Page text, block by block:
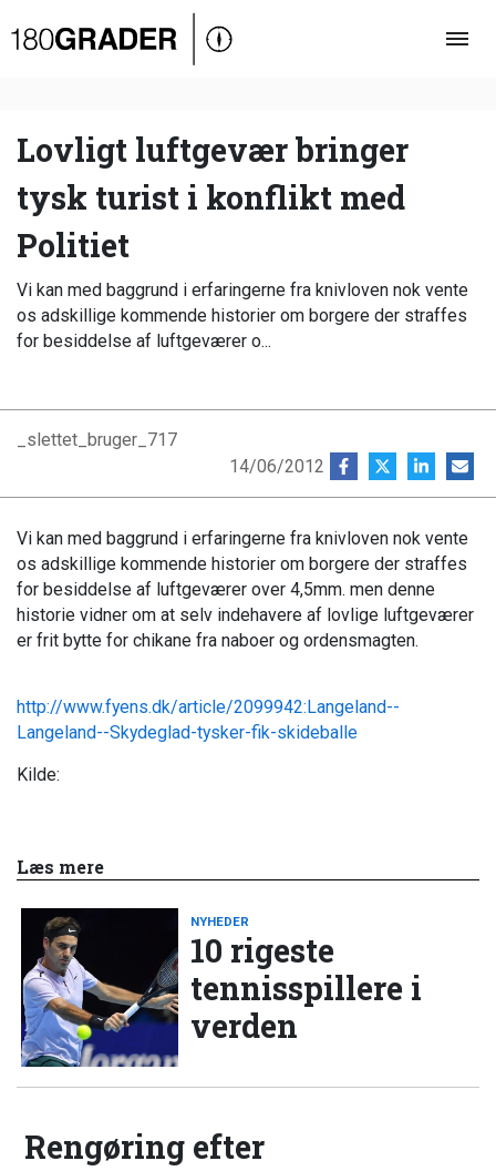
Oversigt
Debat
Video
Podcast
Lovligt luftgevær bringer
tysk turist i konflikt med
Politiet
Vi kan med baggrund i erfaringerne fra knivloven nok vente
os adskillige kommende historier om borgere der straffes
for besiddelse af luftgeværer o...
_slettet_bruger_717
14/06/2012
Vi kan med baggrund i erfaringerne fra knivloven nok vente
os adskillige kommende historier om borgere der straffes
for besiddelse af luftgeværer over 4,5mm. men denne
historie vidner om at selv indehavere af lovlige luftgeværer
er frit bytte for chikane fra naboer og ordensmagten.
http://www.fyens.dk/article/2099942:Langeland--
Langeland--Skydeglad-tysker-fik-skideballe
Kilde:
Læs mere
NYHEDER
10 rigeste
tennisspillere i
verden
Rengøring efter